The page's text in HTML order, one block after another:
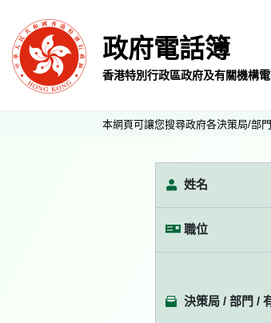
政府電話簿
香港特別行政區政府及有關機構
本網頁可讓您搜尋政府各決策局/部
姓名
職位
決策局 / 部門 /